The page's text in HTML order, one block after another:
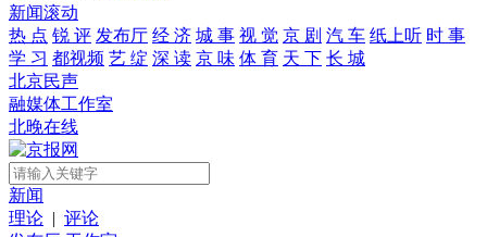
新闻滚动
热 点 锐 评 发布厅 经 济 城 事 视 觉 京 剧 汽 车 纸上听 时 事
学 习 都视频 艺 绽 深 读 京 味 体 育 天 下 长 城
北京民声
融媒体工作室
北晚在线
新闻
理论 | 评论